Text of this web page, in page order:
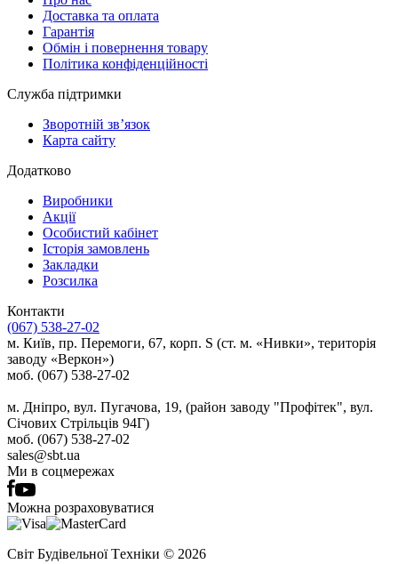
Доставка та оплата
Гарантія
Обмін і повернення товару
Політика конфіденційності
Служба підтримки
Зворотній зв’язок
Карта сайту
Додатково
Виробники
Акції
Особистий кабінет
Історія замовлень
Закладки
Розсилка
Контакти
(067) 538-27-02
м. Київ, пр. Перемоги, 67, корп. S (ст. м. «Нивки», територія
заводу «Веркон»)
моб. (067) 538-27-02
м. Дніпро, вул. Пугачова, 19, (район заводу "Профітек", вул.
Січових Стрільців 94Г)
моб. (067) 538-27-02
sales@sbt.ua
Ми в соцмережах
Можна розраховуватися
Світ Будівельної Tехніки © 2026